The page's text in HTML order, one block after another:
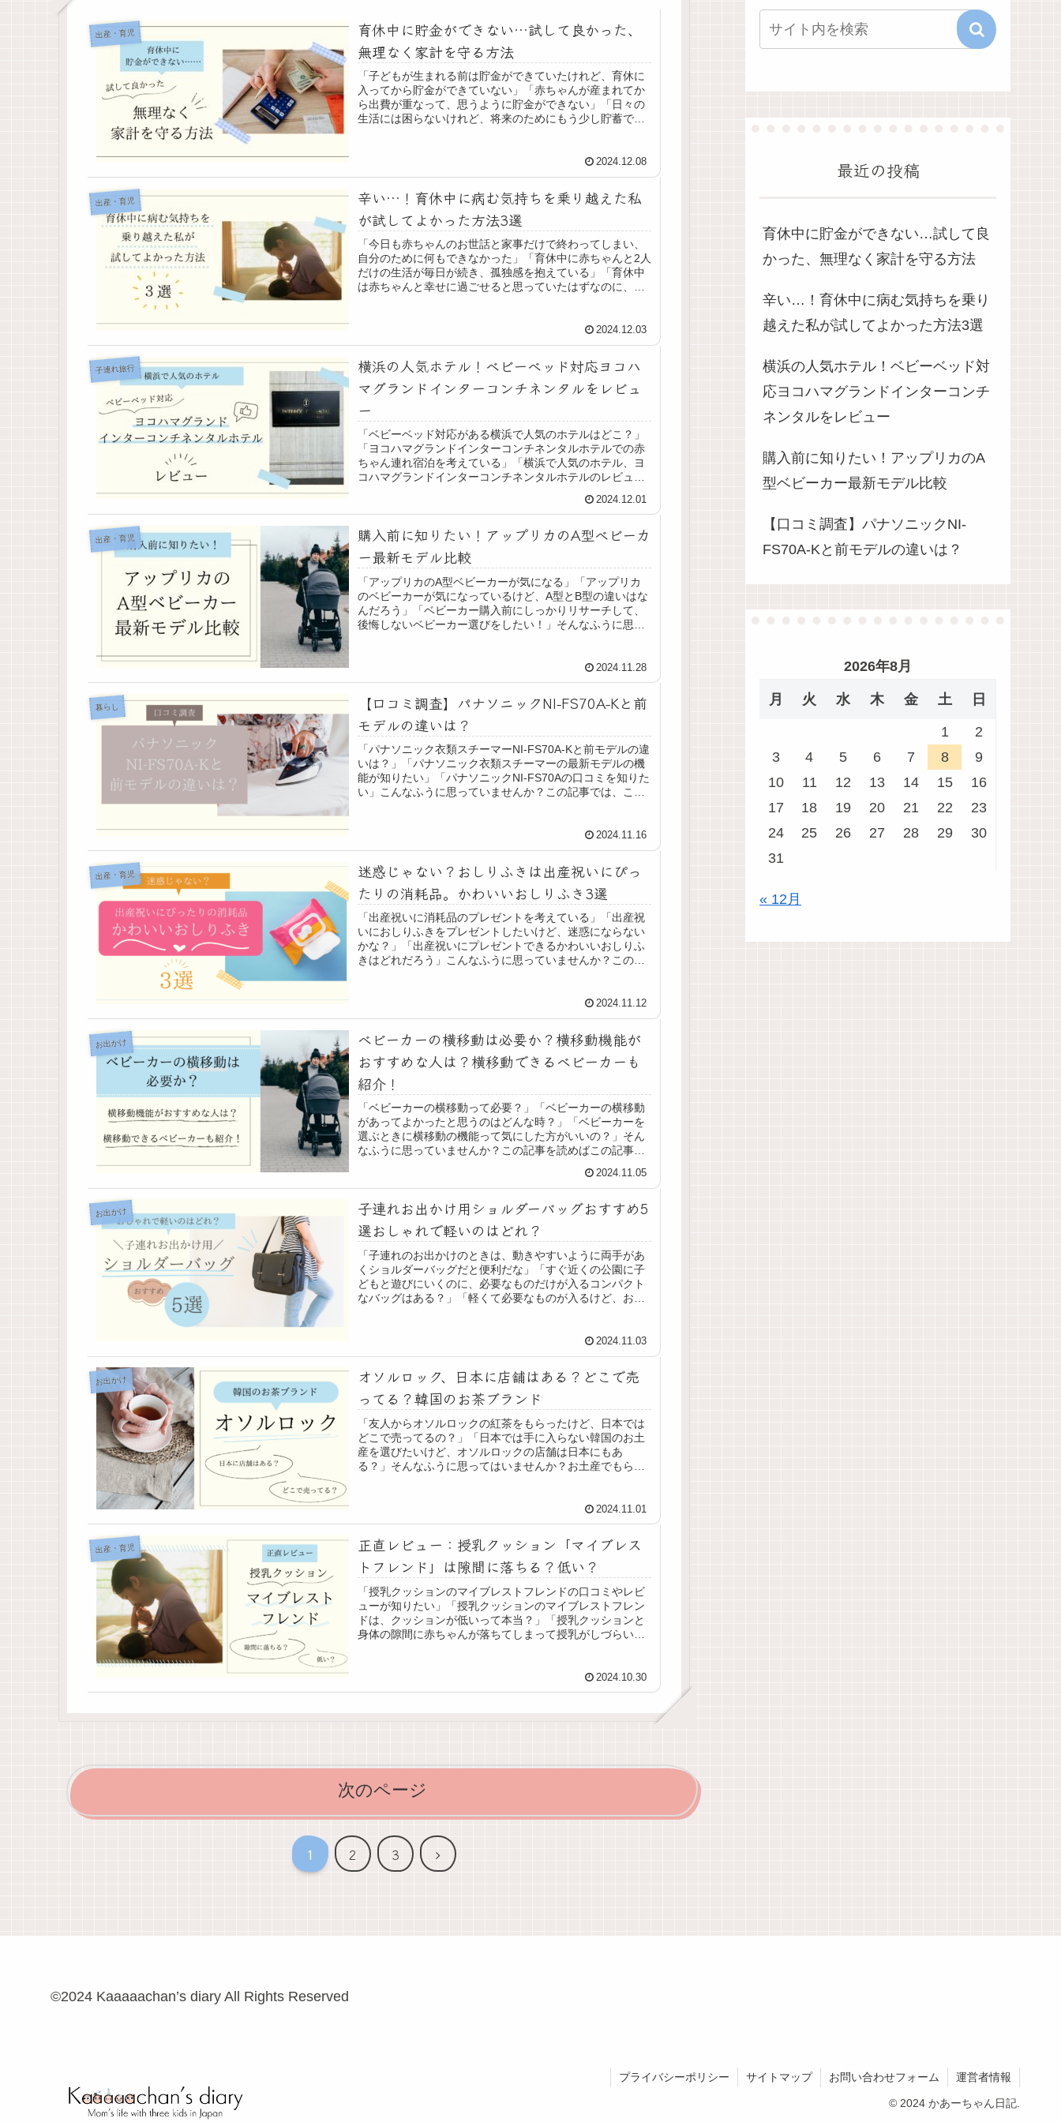
出産・育児
育休中に貯金ができない…試して良かった、
無理なく家計を守る方法
「子どもが生まれる前は貯金ができていたけれど、育休に
入ってから貯金ができていない」「赤ちゃんが産まれてか
ら出費が重なって、思うように貯金ができない」「日々の
生活には困らないけれど、将来のためにもう少し貯蓄でき
2024.12.08
出産・育児
辛い…！育休中に病む気持ちを乗り越えた私
が試してよかった方法3選
「今日も赤ちゃんのお世話と家事だけで終わってしまい、
自分のために何もできなかった」「育休中に赤ちゃんと2人
だけの生活が毎日が続き、孤独感を抱えている」「育休中
は赤ちゃんと幸せに過ごせると思っていたはずなのに、な
2024.12.03
子連れ旅行
横浜の人気ホテル！ベビーベッド対応ヨコハ
マグランドインターコンチネンタルをレビュ
ー
「ベビーベッド対応がある横浜で人気のホテルはどこ？」
「ヨコハマグランドインターコンチネンタルホテルでの赤
ちゃん連れ宿泊を考えている」「横浜で人気のホテル、ヨ
コハマグランドインターコンチネンタルホテルのレビュー
2024.12.01
出産・育児
購入前に知りたい！アップリカのA型ベビーカ
ー最新モデル比較
「アップリカのA型ベビーカーが気になる」「アップリカ
のベビーカーが気になっているけど、A型とB型の違いはな
んだろう」「ベビーカー購入前にしっかりリサーチして、
後悔しないベビーカー選びをしたい！」そんなふうに思っ
2024.11.28
暮らし
【口コミ調査】パナソニックNI-FS70A-Kと前
モデルの違いは？
「パナソニック衣類スチーマーNI-FS70A-Kと前モデルの違
いは？」「パナソニック衣類スチーマーの最新モデルの機
能が知りたい」「パナソニックNI-FS70Aの口コミを知りた
い」こんなふうに思っていませんか？この記事では、この
2024.11.16
出産・育児
迷惑じゃない？おしりふきは出産祝いにぴっ
たりの消耗品。かわいいおしりふき3選
「出産祝いに消耗品のプレゼントを考えている」「出産祝
いにおしりふきをプレゼントしたいけど、迷惑にならない
かな？」「出産祝いにプレゼントできるかわいいおしりふ
きはどれだろう」こんなふうに思っていませんか？この記
2024.11.12
お出かけ
ベビーカーの横移動は必要か？横移動機能が
おすすめな人は？横移動できるベビーカーも
紹介！
「ベビーカーの横移動って必要？」「ベビーカーの横移動
があってよかったと思うのはどんな時？」「ベビーカーを
選ぶときに横移動の機能って気にした方がいいの？」そん
なふうに思っていませんか？この記事を読めばこの記事を
2024.11.05
お出かけ
子連れお出かけ用ショルダーバッグおすすめ5
選おしゃれで軽いのはどれ？
「子連れのお出かけのときは、動きやすいように両手があ
くショルダーバッグだと便利だな」「すぐ近くの公園に子
どもと遊びにいくのに、必要なものだけが入るコンパクト
なバッグはある？」「軽くて必要なものが入るけど、おし
2024.11.03
お出かけ
オソルロック、日本に店舗はある？どこで売
ってる？韓国のお茶ブランド
「友人からオソルロックの紅茶をもらったけど、日本では
どこで売ってるの？」「日本では手に入らない韓国のお土
産を選びたいけど、オソルロックの店舗は日本にもあ
る？」そんなふうに思ってはいませんか？お土産でもらっ
2024.11.01
出産・育児
正直レビュー：授乳クッション「マイブレス
トフレンド」は隙間に落ちる？低い？
「授乳クッションのマイブレストフレンドの口コミやレビ
ューが知りたい」「授乳クッションのマイブレストフレン
ドは、クッションが低いって本当？」「授乳クッションと
身体の隙間に赤ちゃんが落ちてしまって授乳がしづらい」
2024.10.30
次のページ
1 2 3
次
最近の投稿
育休中に貯金ができない…試して良
かった、無理なく家計を守る方法
辛い…！育休中に病む気持ちを乗り
越えた私が試してよかった方法3選
横浜の人気ホテル！ベビーベッド対
応ヨコハマグランドインターコンチ
ネンタルをレビュー
購入前に知りたい！アップリカのA
型ベビーカー最新モデル比較
【口コミ調査】パナソニックNI-
FS70A-Kと前モデルの違いは？
2026年8月
月 火 水 木 金 土 日
1
2
3
4 5 6 7 8
9
10
11 12 13 14 15
16
17
18 19 20 21 22
23
24
25 26 27 28 29
30
31
« 12月
©2024 Kaaaaachan’s diary All Rights Reserved
プライバシーポリシー サイトマップ お問い合わせフォーム 運営者情報
© 2024 かあーちゃん日記.